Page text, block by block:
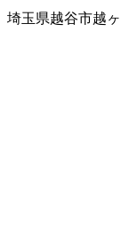
埼玉県越谷市越